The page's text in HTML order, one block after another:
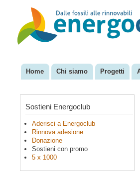
EnergoClub
per la
riconversione
del sistema
Menu principale
Home Chi siamo Progetti
Sostieni Energoclub
Aderisci a Energoclub
Rinnova adesione
Donazione
Sostieni con promo
5 x 1000